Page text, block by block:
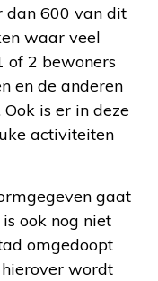
dan 600 van dit
waar veel
of 2 bewoners
en de anderen
is er in deze
activiteiten
gaat
ook nog niet
omgedoopt
wordt